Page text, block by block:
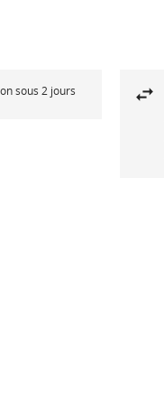
sous 2 jours